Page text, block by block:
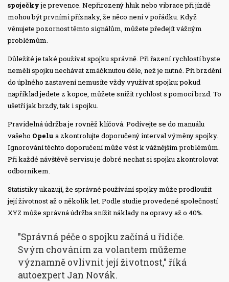
spoječkyje prevence. Nepřirozený hluk nebo vibrace při jízdě
mohou být prvními příznaky, že něco není v pořádku. Když
věnujete pozornost těmto signálům, můžete předejít vážným
problémům.
Důležité je také používat spojku správně. Při řazení rychlostí byste
neměli spojku nechávat zmáčknutou déle, než je nutné. Při brzdění
do úplného zastavení nemusíte vždy využívat spojku; pokud
například jedete z kopce, můžete snížit rychlost s pomocí brzd. To
ušetří jak brzdy, tak i spojku.
Pravidelná údržba je rovněž klíčová. Podívejte se do manuálu
vašeho Opelu a zkontrolujte doporučený interval výměny spojky.
Ignorování těchto doporučení může vést k vážnějším problémům.
Při každé návštěvě servisu je dobré nechat si spojku zkontrolovat
odborníkem.
Statistiky ukazují, že správné používání spojky může prodloužit
její životnost až o několik let. Podle studie provedené společností
XYZ může správná údržba snížit náklady na opravy až o 40%.
"Správná péče o spojku začíná u řidiče.
Svým chováním za volantem můžeme
významně ovlivnit její životnost," říká
autoexpert Jan Novák.